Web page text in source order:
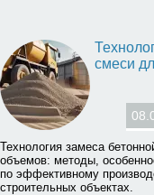
смеси
Технология замеса
объемов: методы,
по эффективному
строительных объектах.